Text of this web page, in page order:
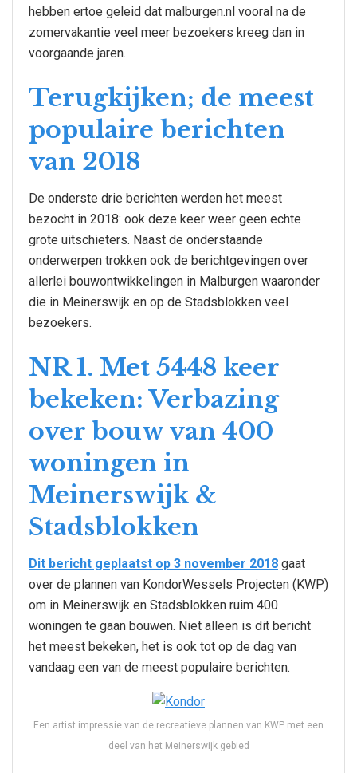
hebben ertoe geleid dat malburgen.nl vooral na de
zomervakantie veel meer bezoekers kreeg dan in
voorgaande jaren.
Terugkijken; de meest
populaire berichten
van 2018
De onderste drie berichten werden het meest
bezocht in 2018: ook deze keer weer geen echte
grote uitschieters. Naast de onderstaande
onderwerpen trokken ook de berichtgevingen over
allerlei bouwontwikkelingen in Malburgen waaronder
die in Meinerswijk en op de Stadsblokken veel
bezoekers.
NR 1. Met 5448 keer
bekeken: Verbazing
over bouw van 400
woningen in
Meinerswijk &
Stadsblokken
Dit bericht geplaatst op 3 november 2018 gaat
over de plannen van KondorWessels Projecten (KWP)
om in Meinerswijk en Stadsblokken ruim 400
woningen te gaan bouwen. Niet alleen is dit bericht
het meest bekeken, het is ook tot op de dag van
vandaag een van de meest populaire berichten.
Een artist impressie van de recreatieve plannen van KWP met een
deel van het Meinerswijk gebied